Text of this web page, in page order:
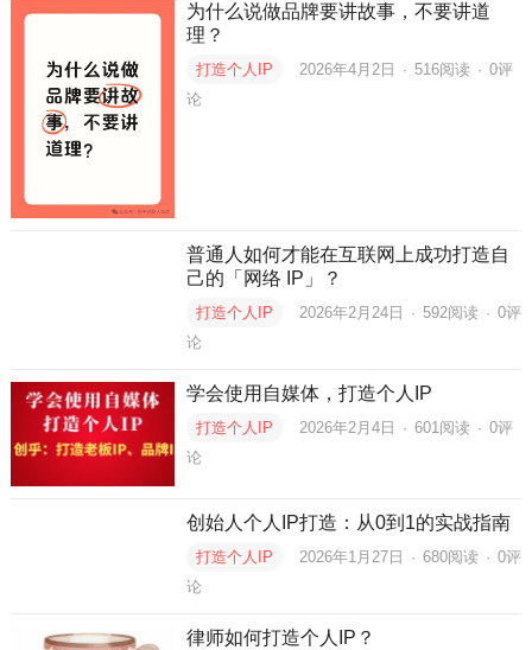
为什么说做品牌要讲故事，不要讲道
理？
打造个人IP 2026年4月2日 · 516阅读 · 0评
论
普通人如何才能在互联网上成功打造自
己的「网络 IP」？
打造个人IP 2026年2月24日 · 592阅读 · 0评
论
学会使用自媒体，打造个人IP
打造个人IP 2026年2月4日 · 601 阅读 · 0评
论
创始人个人IP打造：从0到1的实战指南
打造个人IP 2026年1月27日 · 680阅读 · 0评
论
律师如何打造个人IP？